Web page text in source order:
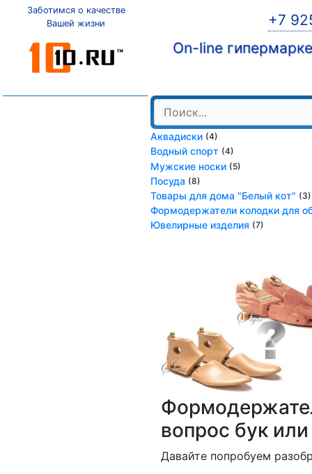
Заботимся о качестве
Вашей жизни
+7
On-line
Аквадиски (4)
Водный спорт (4)
Мужские носки (5)
Посуда (8)
Товары для дома "Белый кот" (3)
Формодержатели колодки для
Ювелирные изделия (7)
вопрос бук
Давайте попробуем